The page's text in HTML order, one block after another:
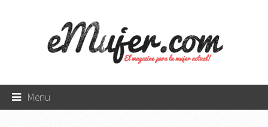
Menu